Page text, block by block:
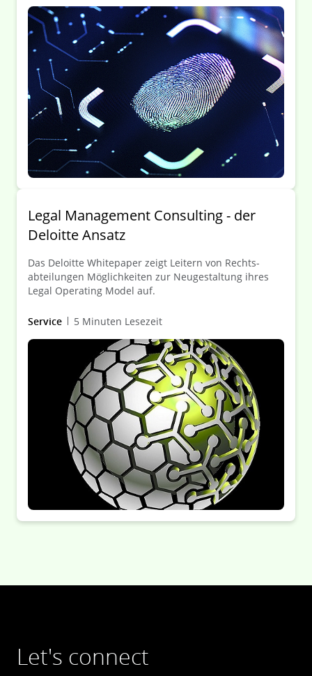
minimieren.
Legal Management Consulting - der
Deloitte Ansatz
Das Deloitte White­paper zeigt Leitern von Rechts­
abteilungen Möglich­keiten zur Neu­gestaltung ihres
Legal Operating Model auf.
Service 5 Minuten Lesezeit
Let's connect